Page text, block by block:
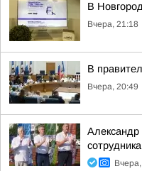
В
Вчера, 21:18
В
Вчера, 20:49
Александр